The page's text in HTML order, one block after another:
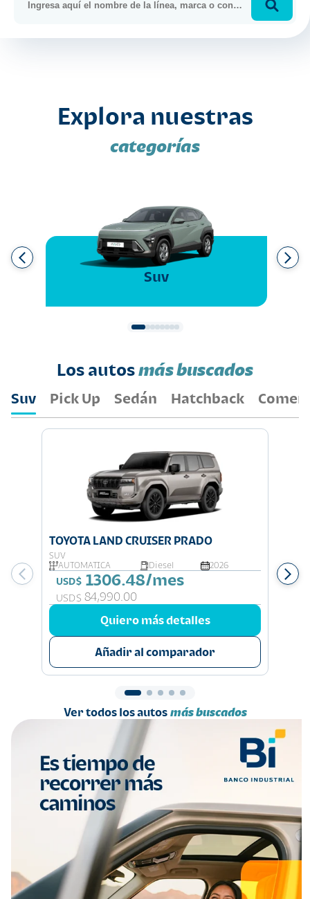
Explora nuestras
categorías
Suv
Los autosmás buscados
Suv Pick Up Sedán Hatchback
TOYOTA LAND CRUISER PRADO
SUV
AUTOMATICA
Diesel 2026
USD$ 1306.48/mes
USD$ 84,990.00
Quiero más detalles
Añadir al comparador
Q
Ver todos los autos más buscados